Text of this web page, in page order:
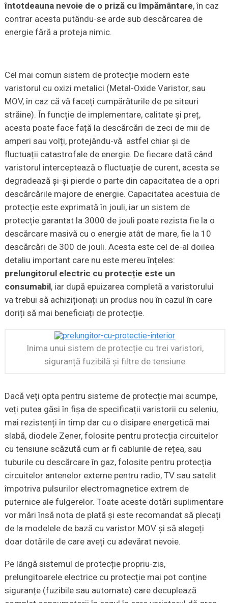
întotdeauna nevoie de o priză cu împământare, în caz
contrar acesta putându-se arde sub descărcarea de
energie fără a proteja nimic.
Cel mai comun sistem de protecție modern este
varistorul cu oxizi metalici (Metal-Oxide Varistor, sau
MOV, în caz că vă faceți cumpărăturile de pe siteuri
străine). În funcție de implementare, calitate și preț,
acesta poate face față la descărcări de zeci de mii de
amperi sau volți, protejându-vă astfel chiar și de
fluctuații catastrofale de energie. De fiecare dată când
varistorul interceptează o fluctuație de curent, acesta se
degradează și-și pierde o parte din capacitatea de a opri
descărcările majore de energie. Capacitatea acestuia de
protecție este exprimată în jouli, iar un sistem de
protecție garantat la 3000 de jouli poate rezista fie la o
descărcare masivă cu o energie atât de mare, fie la 10
descărcări de 300 de jouli. Acesta este cel de-al doilea
detaliu important care nu este mereu înțeles:
prelungitorul electric cu protecție este un
consumabil, iar după epuizarea completă a varistorului
va trebui să achiziționați un produs nou în cazul în care
doriți să mai beneficiați de protecție.
Inima unui sistem de protecție cu trei varistori,
siguranță fuzibilă și filtre de tensiune
Dacă veți opta pentru sisteme de protecție mai scumpe,
veți putea găsi în fișa de specificații varistorii cu seleniu,
mai rezistenți în timp dar cu o disipare energetică mai
slabă, diodele Zener, folosite pentru protecția circuitelor
cu tensiune scăzută cum ar fi cablurile de rețea, sau
tuburile cu descărcare în gaz, folosite pentru protecția
circuitelor antenelor externe pentru radio, TV sau satelit
împotriva pulsurilor electromagnetice extrem de
puternice ale fulgerelor. Toate aceste dotări suplimentare
vor mări însă nota de plată și este recomandat să plecați
de la modelele de bază cu varistor MOV și să alegeți
doar dotările de care aveți cu adevărat nevoie.
Pe lângă sistemul de protecție propriu-zis,
prelungitoarele electrice cu protecție mai pot conține
siguranțe (fuzibile sau automate) care decuplează